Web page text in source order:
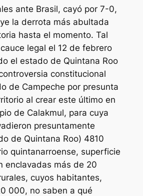
ante Brasil, cayó por 7-0,
la derrota más abultada
hasta el momento. Tal
legal el 12 de febrero
el estado de Quintana Roo
constitucional
de Campeche por presunta
al crear este último en
de Calakmul, para cuya
presuntamente
de Quintana Roo) 4810
quintanarroense, superficie
enclavadas más de 20
cuyos habitantes,
000, no saben a qué